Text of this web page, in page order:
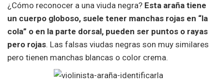
¿Cómo reconocer a una viuda negra? Esta araña tiene
un cuerpo globoso, suele tener manchas rojas en “la
cola” o en la parte dorsal, pueden ser puntos o rayas
pero rojas. Las falsas viudas negras son muy similares
pero tienen manchas blancas o color crema.